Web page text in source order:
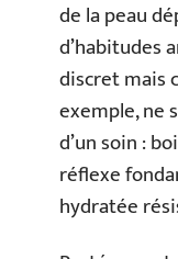
de la peau
d’habitudes
discret mais
exemple, ne
d’un soin :
réflexe
hydratée